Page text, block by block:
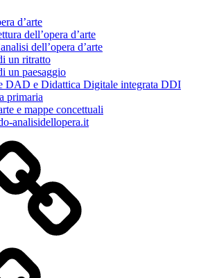
d’arte
dell’opera d’arte
dell’opera d’arte
un ritratto
un paesaggio
DAD e Didattica Digitale integrata DDI
primaria
e mappe concettuali
analisidellopera.it